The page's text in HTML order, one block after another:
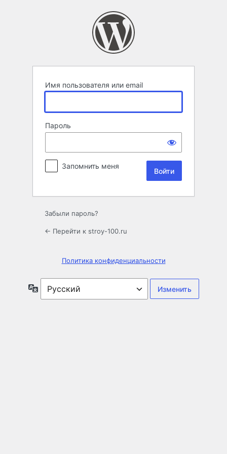
Имя пользователя или email
Пароль
Запомнить меня
Забыли пароль?
← Перейти к stroy-100.ru
Политика конфиденциальности
Язык